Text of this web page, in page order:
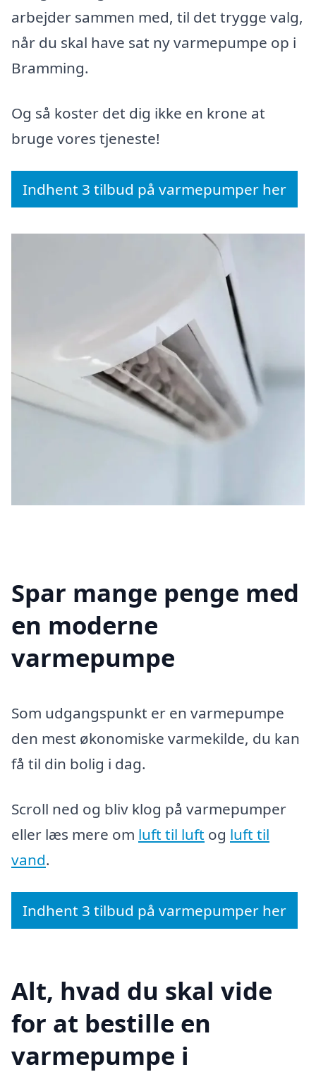
arbejder sammen med, til det trygge valg,
når du skal have sat ny varmepumpe op i
Bramming.
Og så koster det dig ikke en krone at
bruge vores tjeneste!
Indhent 3 tilbud på varmepumper her
Spar mange penge med
en moderne
varmepumpe
Som udgangspunkt er en varmepumpe
den mest økonomiske varmekilde, du kan
få til din bolig i dag.
Scroll ned og bliv klog på varmepumper
eller læs mere om luft til luft og luft til
vand.
Indhent 3 tilbud på varmepumper her
Alt, hvad du skal vide
for at bestille en
varmepumpe i